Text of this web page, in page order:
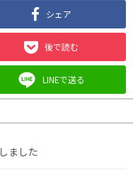
シェア
後で読む
LINEで送る
ました